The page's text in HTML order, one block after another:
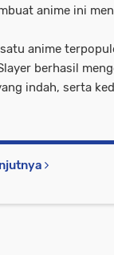
anime ini
anime
berhasil
indah, serta